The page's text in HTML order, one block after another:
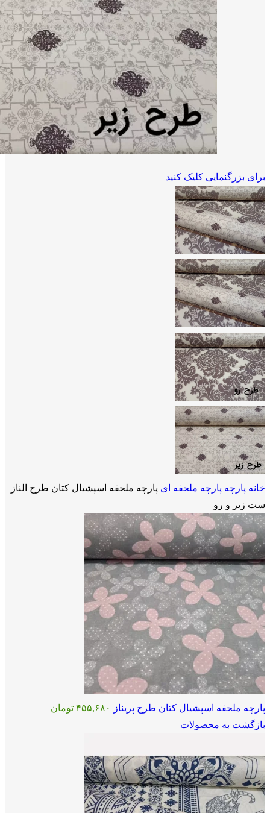
برای بزرگنمایی کلیک کنید
خانه پارچه پارچه ملحفه ای پارچه ملحفه اسپشیال کتان طرح الناز
ست زیر و رو
پارچه ملحفه اسپشیال کتان طرح پریناز ۴۵۵,۶۸۰ تومان
بازگشت به محصولات